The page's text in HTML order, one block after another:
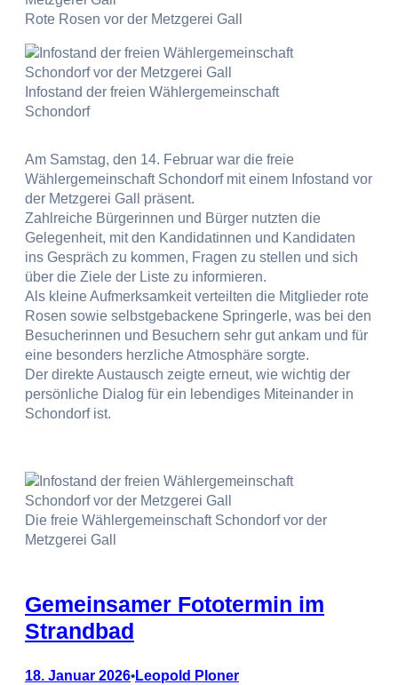
Rote Rosen vor der Metzgerei Gall
Infostand der freien Wählergemeinschaft
Schondorf
Am Samstag, den 14. Februar war die freie
Wählergemeinschaft Schondorf mit einem Infostand vor
der Metzgerei Gall präsent.
Zahlreiche Bürgerinnen und Bürger nutzten die
Gelegenheit, mit den Kandidatinnen und Kandidaten
ins Gespräch zu kommen, Fragen zu stellen und sich
über die Ziele der Liste zu informieren.
Als kleine Aufmerksamkeit verteilten die Mitglieder rote
Rosen sowie selbstgebackene Springerle, was bei den
Besucherinnen und Besuchern sehr gut ankam und für
eine besonders herzliche Atmosphäre sorgte.
Der direkte Austausch zeigte erneut, wie wichtig der
persönliche Dialog für ein lebendiges Miteinander in
Schondorf ist.
Die freie Wählergemeinschaft Schondorf vor der
Metzgerei Gall
Gemeinsamer Fototermin im
Strandbad
18. Januar 2026•Leopold Ploner